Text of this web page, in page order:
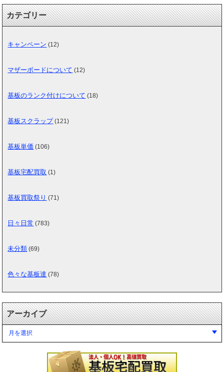
カテゴリー
キャンペーン (12)
マザーボードについて (12)
基板のランク付けについて (18)
基板スクラップ(121)
基板単価 (106)
基板宅配買取 (1)
基板買取祭り (71)
日々日常 (783)
未分類 (69)
色々な基板達 (78)
アーカイブ